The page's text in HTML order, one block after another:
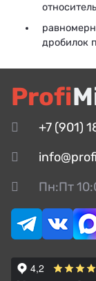
дробилок
Profi
+7 (901)
Пн:Пт